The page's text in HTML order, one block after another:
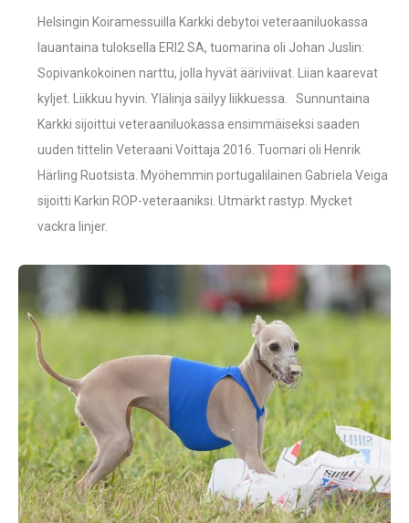
Helsingin Koiramessuilla Karkki debytoi veteraaniluokassa
lauantaina tuloksella ERI2 SA, tuomarina oli Johan Juslin:
Sopivankokoinen narttu, jolla hyvät ääriviivat. Liian kaarevat
kyljet. Liikkuu hyvin. Ylälinja säilyy liikkuessa. Sunnuntaina
Karkki sijoittui veteraaniluokassa ensimmäiseksi saaden
uuden tittelin Veteraani Voittaja 2016. Tuomari oli Henrik
Härling Ruotsista. Myöhemmin portugalilainen Gabriela Veiga
sijoitti Karkin ROP-veteraaniksi. Utmärkt rastyp. Mycket
vackra linjer.